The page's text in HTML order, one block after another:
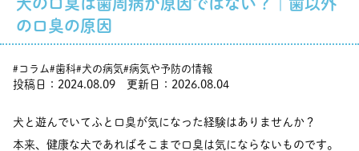
犬の口臭は歯周病が原因ではない？｜歯以外
の口臭の原因
# コラム#歯科#犬の病気#病気や予防の情報
投稿日：2024.08.09 更新日：2026.08.04
犬と遊んでいてふと口臭が気になった経験はありませんか？
本来、健康な犬であればそこまで口臭は気にならないものです。